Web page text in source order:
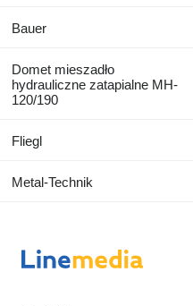
Bauer
Domet mieszadło
hydrauliczne zatapialne MH-
120/190
Fliegl
Metal-Technik